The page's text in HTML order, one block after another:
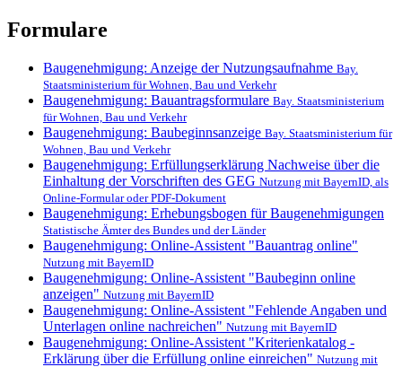
Formulare
Baugenehmigung: Anzeige der Nutzungsaufnahme Bay.
Staatsministerium für Wohnen, Bau und Verkehr
Baugenehmigung: Bauantragsformulare Bay. Staatsministerium
für Wohnen, Bau und Verkehr
Baugenehmigung: Baubeginnsanzeige Bay. Staatsministerium für
Wohnen, Bau und Verkehr
Baugenehmigung: Erfüllungserklärung Nachweise über die
Einhaltung der Vorschriften des GEG Nutzung mit BayernID, als
Online-Formular oder PDF-Dokument
Baugenehmigung: Erhebungsbogen für Baugenehmigungen
Statistische Ämter des Bundes und der Länder
Baugenehmigung: Online-Assistent "Bauantrag online"
Nutzung mit BayernID
Baugenehmigung: Online-Assistent "Baubeginn online
anzeigen" Nutzung mit BayernID
Baugenehmigung: Online-Assistent "Fehlende Angaben und
Unterlagen online nachreichen" Nutzung mit BayernID
Baugenehmigung: Online-Assistent "Kriterienkatalog -
Erklärung über die Erfüllung online einreichen" Nutzung mit